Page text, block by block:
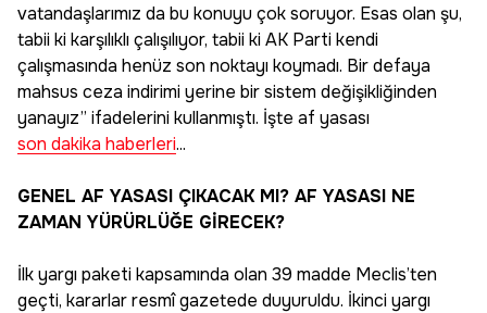
vatandaşlarımız da bu konuyu çok soruyor. Esas olan şu,
tabii ki karşılıklı çalışılıyor, tabii ki AK Parti kendi
çalışmasında henüz son noktayı koymadı. Bir defaya
mahsus ceza indirimi yerine bir sistem değişikliğinden
yanayız’’ ifadelerini kullanmıştı. İşte af yasası
son dakika haberleri...
GENEL AF YASASI ÇIKACAK MI? AF YASASI NE
ZAMAN YÜRÜRLÜĞE GİRECEK?
İlk yargı paketi kapsamında olan 39 madde Meclis’ten
geçti, kararlar resmî gazetede duyuruldu. İkinci yargı